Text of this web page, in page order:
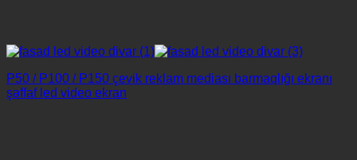
P50 / P100 / P150 çevik reklam mediası barmaqlığı ekranı
şəffaf led video ekran